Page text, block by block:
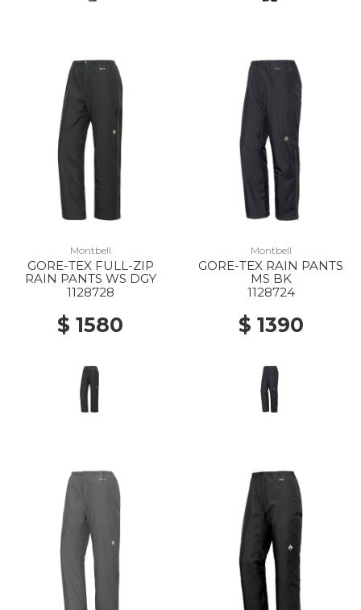
Montbell
GORE-TEX FULL-ZIP
RAIN PANTS WS DGY
1128728
$ 1580
Montbell
GORE-TEX RAIN PANTS
MS BK
1128724
$ 1390